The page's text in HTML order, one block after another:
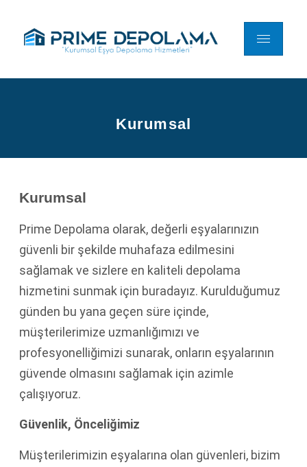
Kurumsal
Kurumsal
Prime Depolama olarak, değerli eşyalarınızın
güvenli bir şekilde muhafaza edilmesini
sağlamak ve sizlere en kaliteli depolama
hizmetini sunmak için buradayız. Kurulduğumuz
günden bu yana geçen süre içinde,
müşterilerimize uzmanlığımızı ve
profesyonelliğimizi sunarak, onların eşyalarının
güvende olmasını sağlamak için azimle
çalışıyoruz.
Güvenlik, Önceliğimiz
Müşterilerimizin eşyalarına olan güvenleri, bizim